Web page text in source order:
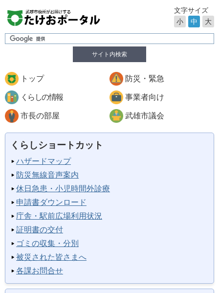
サイト内検索
文字サイズ
小
中 大
トップ 防災・緊急
くらしの情報 事業者向け
市長の部屋 武雄市議会
くらしショートカット
ハザードマップ
防災無線音声案内
休日急患・小児時間外診療
申請書ダウンロード
庁舎・駅前広場利用状況
証明書の交付
ゴミの収集・分別
被災された皆さまへ
各課お問合せ